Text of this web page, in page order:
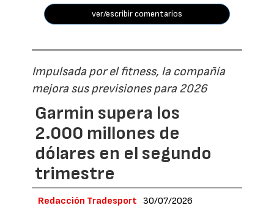
ver/escribir comentarios
Impulsada por el fitness, la compañía
mejora sus previsiones para 2026
Garmin supera los
2.000 millones de
dólares en el segundo
trimestre
Redacción Tradesport 30/07/2026